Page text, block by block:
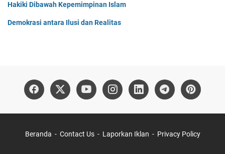
Hakiki Dibawah Kepemimpinan Islam
Demokrasi antara Ilusi dan Realitas
Beranda Contact Us Laporkan Iklan Privacy Policy